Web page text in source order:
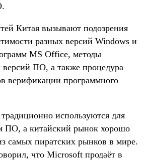
Китая вызывают подозрения
разных версий Windows и
MS Office, методы
ПО, а также процедура
верификации программного
используются для
ПО, а китайский рынок хорошо
самых пиратских рынков в мире.
что Microsoft продаёт в